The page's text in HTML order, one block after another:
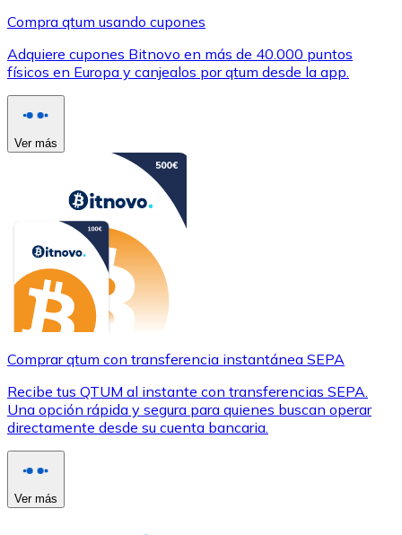
Compra qtum usando cupones
Adquiere cupones Bitnovo en más de 40.000 puntos
físicos en Europa y canjealos por qtum desde la app.
Ver más
Comprar qtum con transferencia instantánea SEPA
Recibe tus QTUM al instante con transferencias SEPA.
Una opción rápida y segura para quienes buscan operar
directamente desde su cuenta bancaria.
Ver más